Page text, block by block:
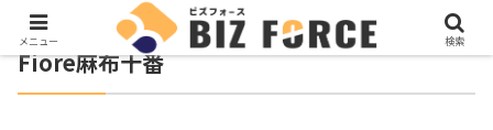
Fiore麻布十番
メニュー 検索